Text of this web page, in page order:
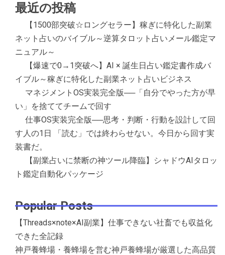
最近の投稿
【1500部突破☆ロングセラー】稼ぎに特化した副業
ネット占いのバイブル～逆算タロット占いメール鑑定マ
ニュアル～
【爆速で0→1突破へ】AI × 誕生日占い鑑定書作成バ
イブル～稼ぎに特化した副業ネット占いビジネス
マネジメントOS実装完全版──「自分でやった方が早
い」を捨ててチームで回す
仕事OS実装完全版──思考・判断・行動を設計して回
す人の1日 「読む」では終わらせない。今日から回す実
装書だ。
【副業占いに禁断の神ツール降臨】シャドウAIタロッ
ト鑑定自動化パッケージ
Popular Posts
【Threads×note×AI副業】仕事できない社畜でも収益化
できた全記録
神戸養蜂場・養蜂場を営む神戸養蜂場が厳選した高品質